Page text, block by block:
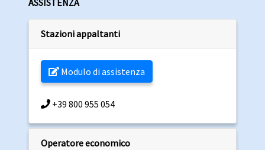
ASSISTENZA
Stazioni appaltanti
Modulo di assistenza
+39 800 955 054
Operatore economico